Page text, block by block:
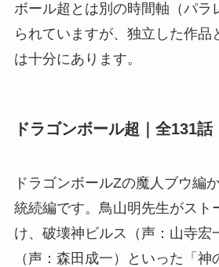
ボール超とは別の時間軸（パラ
られていますが、独立した作品
は十分にあります。
ドラゴンボール超｜全131話
ドラゴンボールZの魔人ブウ編
統続編です。鳥山明先生がスト
け、破壊神ビルス（声：山寺宏
（声：森田成一）といった「神